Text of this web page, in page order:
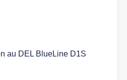
au DEL BlueLine D1S